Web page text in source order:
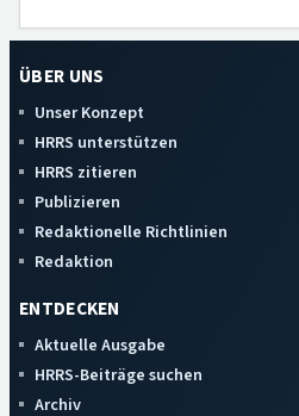
ÜBER UNS
Unser Konzept
HRRS unterstützen
HRRS zitieren
Publizieren
Redaktionelle Richtlinien
Redaktion
ENTDECKEN
Aktuelle Ausgabe
HRRS-Beiträge suchen
Archiv